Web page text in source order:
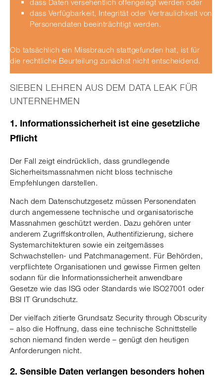
dass Daten versehentlich offengelegt werden oder
dass Verfügbarkeit, Integrität oder Vertraulichkeit von
Personendaten beeinträchtigt werden.
Ob tatsächlich ein Missbrauch stattgefunden hat, ist für
die rechtliche Beurteilung zunächst nicht entscheidend.
SIEBEN LEHREN AUS DEM DATA LEAK FÜR
UNTERNEHMEN
1. Informationssicherheit ist eine gesetzliche
Pflicht
Der Fall zeigt eindrücklich, dass grundlegende
Sicherheitsmassnahmen nicht bloss technische
Empfehlungen darstellen.
Nach dem Datenschutzgesetz müssen Personendaten
durch angemessene technische und organisatorische
Massnahmen geschützt werden. Dazu gehören unter
anderem Zugriffskontrollen, Authentifizierung, sichere
Systemarchitekturen sowie ein zeitgemässes
Schwachstellen- und Patchmanagement. Für Behörden,
verpflichtete Organisationen und gewisse Firmen gelten
sodann für die Informationssicherheit anwendbare
Gesetze wie das ISG oder Standards wie ISO27001 oder
BSI IT Grundschutz.
Der vielfach zitierte Grundsatz Security through Obscurity
– also die Hoffnung, dass eine technische Schnittstelle
schon niemand finden werde – genügt den heutigen
Anforderungen nicht.
2. Sensible Daten verlangen besonders hohen